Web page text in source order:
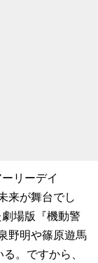
リーデイ
来が舞台でし
場版『機動警
野明や篠原遊馬
。ですから、